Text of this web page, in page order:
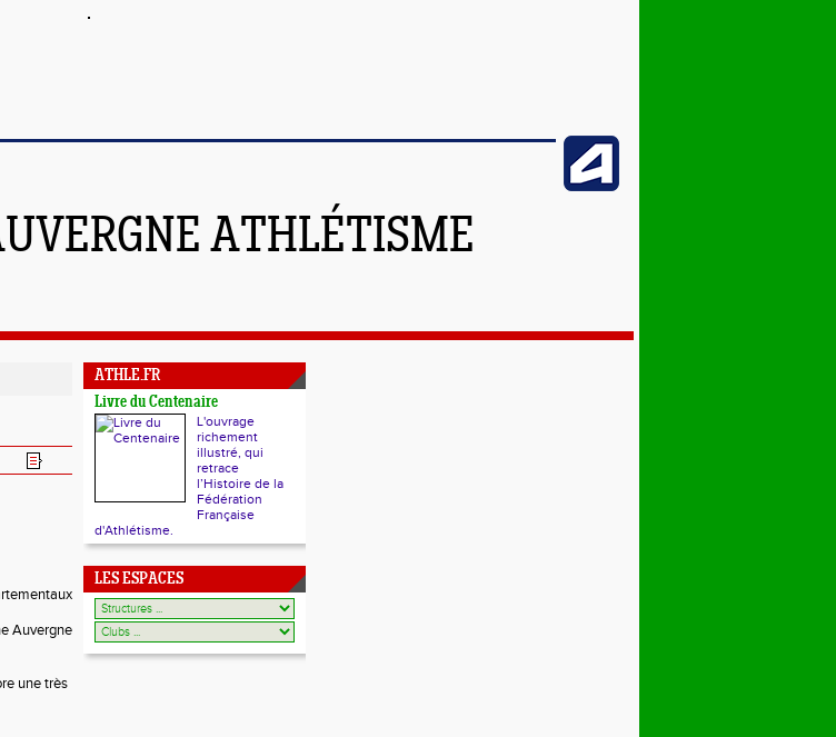
ATHLÉTISME
Auvergne
une très
ATHLE.FR
Livre du Centenaire
L'ouvrage
richement
illustré, qui
retrace
l’Histoire de la
Fédération
Française
d'Athlétisme.
LES ESPACES